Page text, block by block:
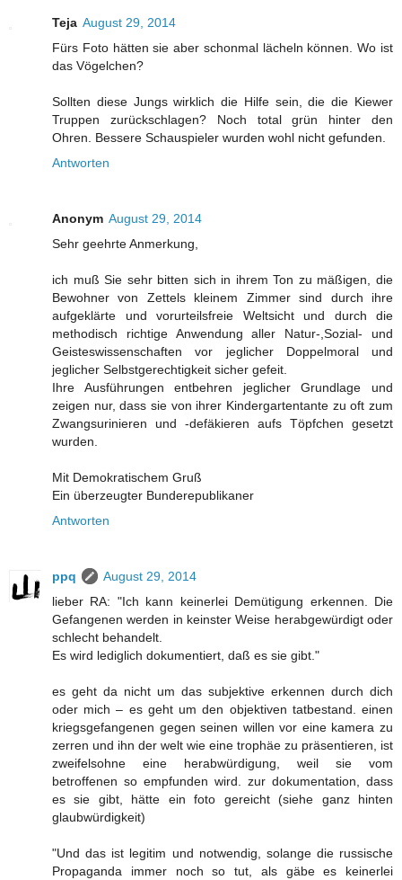
Teja August 29, 2014
Fürs Foto hätten sie aber schonmal lächeln können. Wo ist
das Vögelchen?
Sollten diese Jungs wirklich die Hilfe sein, die die Kiewer
Truppen zurückschlagen? Noch total grün hinter den
Ohren. Bessere Schauspieler wurden wohl nicht gefunden.
Antworten
Anonym August 29, 2014
Sehr geehrte Anmerkung,
ich muß Sie sehr bitten sich in ihrem Ton zu mäßigen, die
Bewohner von Zettels kleinem Zimmer sind durch ihre
aufgeklärte und vorurteilsfreie Weltsicht und durch die
methodisch richtige Anwendung aller Natur-,Sozial- und
Geisteswissenschaften vor jeglicher Doppelmoral und
jeglicher Selbstgerechtigkeit sicher gefeit.
Ihre Ausführungen entbehren jeglicher Grundlage und
zeigen nur, dass sie von ihrer Kindergartentante zu oft zum
Zwangsurinieren und -defäkieren aufs Töpfchen gesetzt
wurden.
Mit Demokratischem Gruß
Ein überzeugter Bunderepublikaner
Antworten
ppq
August 29, 2014
lieber RA: "Ich kann keinerlei Demütigung erkennen. Die
Gefangenen werden in keinster Weise herabgewürdigt oder
schlecht behandelt.
Es wird lediglich dokumentiert, daß es sie gibt."
es geht da nicht um das subjektive erkennen durch dich
oder mich – es geht um den objektiven tatbestand. einen
kriegsgefangenen gegen seinen willen vor eine kamera zu
zerren und ihn der welt wie eine trophäe zu präsentieren, ist
zweifelsohne eine herabwürdigung, weil sie vom
betroffenen so empfunden wird. zur dokumentation, dass
es sie gibt, hätte ein foto gereicht (siehe ganz hinten
glaubwürdigkeit)
"Und das ist legitim und notwendig, solange die russische
Propaganda immer noch so tut, als gäbe es keinerlei